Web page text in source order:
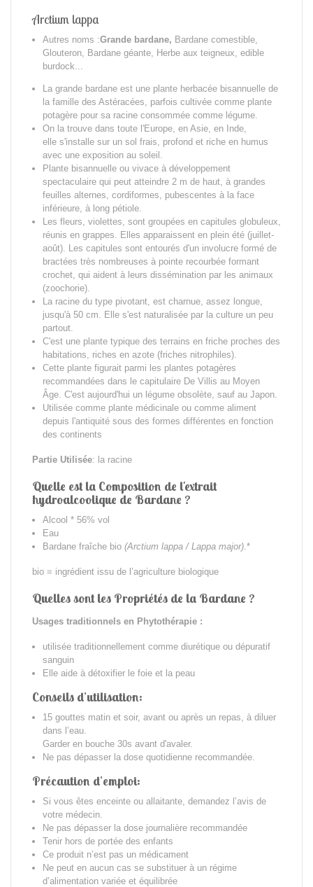
Arctium lappa
Autres noms :Grande bardane, Bardane comestible,
Glouteron, Bardane géante, Herbe aux teigneux, edible
burdock...
La grande bardane est une plante herbacée bisannuelle de
la famille des Astéracées, parfois cultivée comme plante
potagère pour sa racine consommée comme légume.
On la trouve dans toute l'Europe, en Asie, en Inde,
e lle s'installe sur un sol frais, profond et riche en humus
avec une exposition au soleil.
Plante bisannuelle ou vivace à développement
spectaculaire qui peut atteindre 2 m de haut, à grandes
feuilles alternes, cordiformes, pubescentes à la face
inférieure, à long pétiole.
Les fleurs, violettes, sont groupées en capitules globuleux,
réunis en grappes. Elles apparaissent en plein été (juillet-
août). Les capitules sont entourés d'un involucre formé de
bractées très nombreuses à pointe recourbée formant
crochet, qui aident à leurs dissémination par les animaux
(zoochorie).
La racine du type pivotant, est charnue, assez longue,
jusqu'à 50 cm. Elle s'est naturalisée par la culture un peu
partout.
C'est une plante typique des terrains en friche proches des
habitations, riches en azote (friches nitrophiles).
Cette plante figurait parmi les plantes potagères
recommandées dans le capitulaire De Villis au Moyen
Âge. C'est aujourd'hui un légume obsolète, sauf au Japon.
Utilisée comme plante médicinale ou comme aliment
depuis l'antiquité sous des formes différentes en fonction
des continents
Partie Utilisée: la racine
Quelle est la Composition de l'extrait
hydroalcoolique de Bardane ?
Alcool * 56% vol
Eau
Bardane fraîche bio (Arctium lappa / Lappa major).*
bio = ingrédient issu de l’agriculture biologique
Quelles sont les Propriétés de la Bardane ?
Usages traditionnels en Phytothérapie :
utilisée traditionnellement comme diurétique ou dépuratif
sanguin
Elle aide à détoxifier le foie et la peau
Conseils d’utilisation:
15 gouttes matin et soir, avant ou après un repas, à diluer
dans l’eau.
Garder en bouche 30s avant d'avaler.
Ne pas dépasser la dose quotidienne recommandée.
Précaution d’emploi:
Si vous êtes enceinte ou allaitante, demandez l’avis de
votre médecin.
Ne pas dépasser la dose journalière recommandée
Tenir hors de portée des enfants
Ce produit n’est pas un médicament
Ne peut en aucun cas se substituer à un régime
d’alimentation variée et équilibrée